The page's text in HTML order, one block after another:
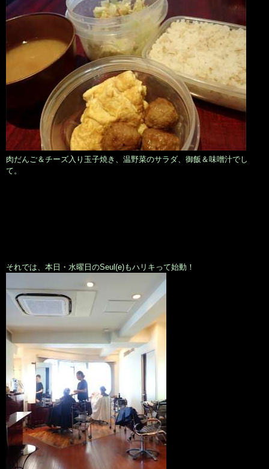
肉だんご＆チーズ入り玉子焼き、温野菜のサラダ、御飯＆味噌汁でし
て。
それでは、本日・水曜日のSeul(e)もハリキって始動！